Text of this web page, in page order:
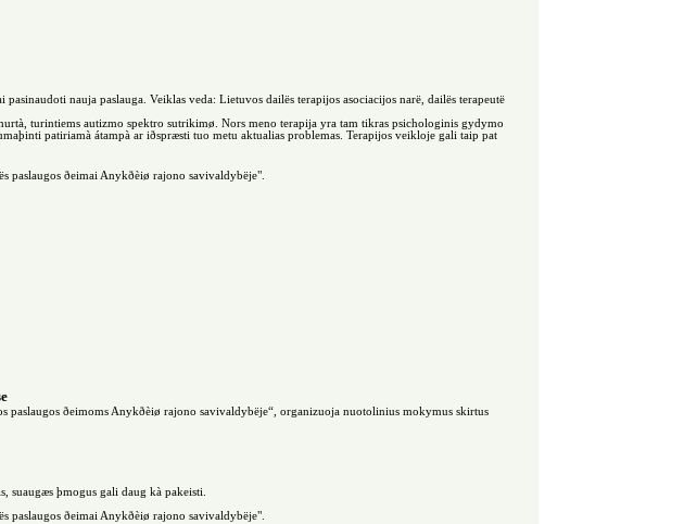
nauja paslauga. Veiklas veda: Lietuvos dailës terapijos asociacijos narë, dailës terapeutë
turintiems autizmo spektro sutrikimø. Nors meno terapija yra tam tikras psichologinis gydymo
patiriamà átampà ar iðspræsti tuo metu aktualias problemas. Terapijos veikloje gali taip pat
paslaugos ðeimai Anykðèiø rajono savivaldybëje".
ðeimoms Anykðèiø rajono savivaldybëje“, organizuoja nuotolinius mokymus skirtus
suaugæs þmogus gali daug kà pakeisti.
paslaugos ðeimai Anykðèiø rajono savivaldybëje".